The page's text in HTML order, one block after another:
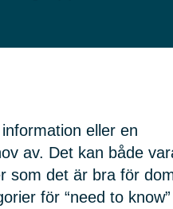
eller en
av. Det kan både
som det är bra för
för “need to know”